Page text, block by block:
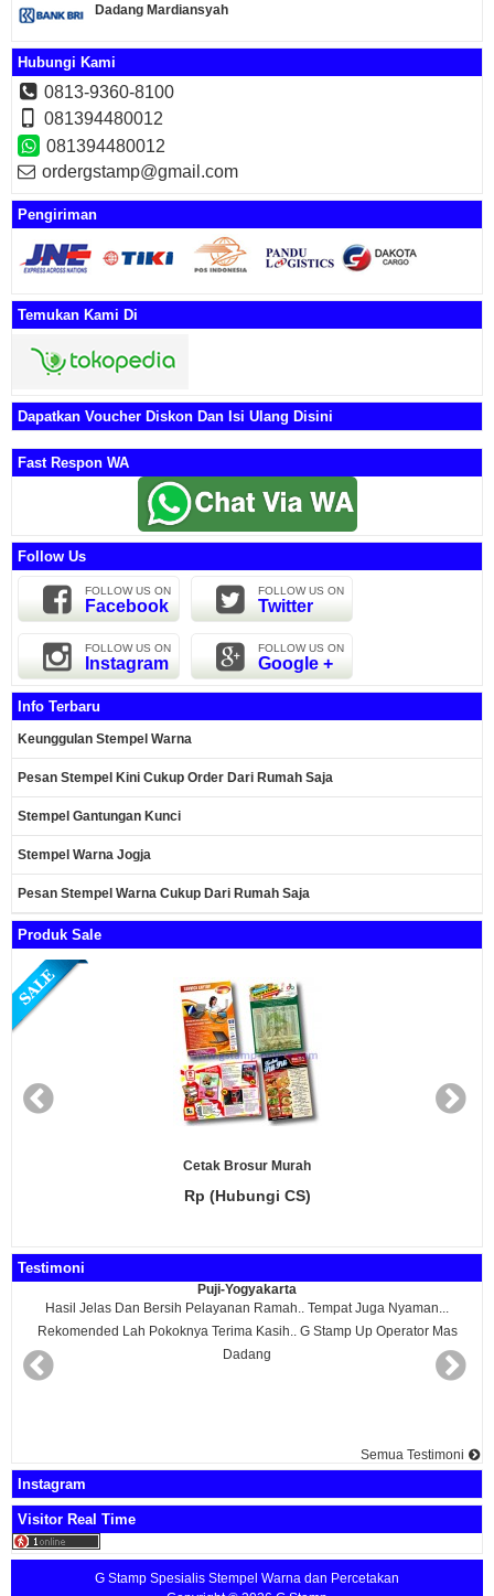
Dadang Mardiansyah
Hubungi Kami
0813-9360-8100
081394480012
081394480012
ordergstamp@gmail.com
Pengiriman
Temukan Kami Di
Dapatkan Voucher Diskon Dan Isi Ulang Disini
Fast Respon WA
Follow Us
FOLLOW US ON
Facebook
FOLLOW US ON
Twitter
FOLLOW US ON
Instagram
FOLLOW US ON
Google +
Info Terbaru
Keunggulan Stempel Warna
Pesan Stempel Kini Cukup Order Dari Rumah Saja
Stempel Gantungan Kunci
Stempel Warna Jogja
Pesan Stempel Warna Cukup Dari Rumah Saja
Produk Sale
Cetak Brosur Murah
Rp (Hubungi CS)
Testimoni
Puji-Yogyakarta
Hasil Jelas Dan Bersih Pelayanan Ramah.. Tempat Juga Nyaman...
Rekomended Lah Pokoknya Terima Kasih.. G Stamp Up Operator Mas
Dadang
Semua Testimoni
Instagram
Visitor Real Time
G Stamp Spesialis Stempel Warna dan Percetakan